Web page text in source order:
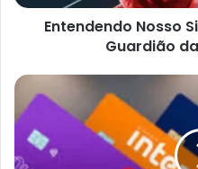
Saúde
Entendendo Nosso
Guardião
Como
Construir
Limite
no
Seu